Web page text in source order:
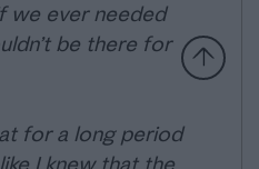
we ever needed
be there for
for a long period